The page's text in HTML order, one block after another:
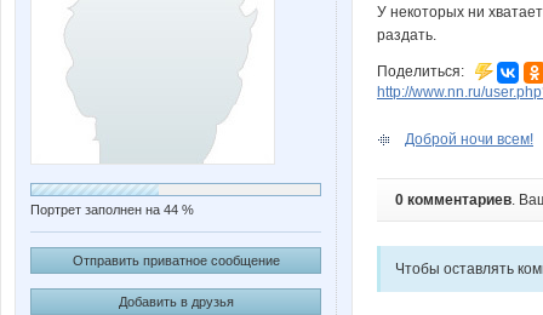
Портрет заполнен на 44 %
Отправить приватное сообщение
Добавить в друзья
У некоторых ни
раздать.
Поделиться:
http://www.nn.ru/
Доброй ночи всем!
0 комментариев.
Чтобы оставлять